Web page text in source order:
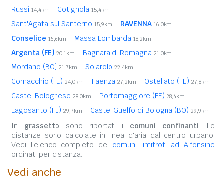
Russi 14,4km Cotignola 15,4km
Sant'Agata sul Santerno 15,9km RAVENNA 16,0km
Conselice 16,6km Massa Lombarda 18,2km
Argenta (FE) 20,1km Bagnara di Romagna 21,0km
Mordano (BO) 21,7km Solarolo 22,4km
Comacchio (FE) 24,0km Faenza 27,2km Ostellato (FE) 27,8km
Castel Bolognese 28,0km Portomaggiore (FE) 28,4km
Lagosanto (FE) 29,7km Castel Guelfo di Bologna (BO) 29,9km
In grassetto sono riportati i comuni confinanti. Le
distanze sono calcolate in linea d'aria dal centro urbano.
Vedi l'elenco completo dei comuni limitrofi ad Alfonsine
ordinati per distanza.
Vedi anche